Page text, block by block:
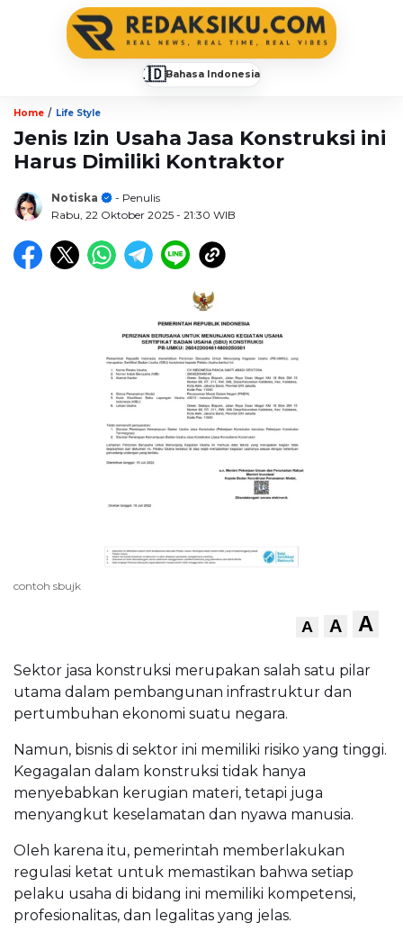
🇮🇩Bahasa Indonesia
Home / Life Style
Jenis Izin Usaha Jasa Konstruksi ini
Harus Dimiliki Kontraktor
Notiska
- Penulis
Rabu, 22 Oktober 2025 - 21:30 WIB
contoh sbujk
A A A
Sektor jasa konstruksi merupakan salah satu pilar
utama dalam pembangunan infrastruktur dan
pertumbuhan ekonomi suatu negara.
Namun, bisnis di sektor ini memiliki risiko yang tinggi.
Kegagalan dalam konstruksi tidak hanya
menyebabkan kerugian materi, tetapi juga
menyangkut keselamatan dan nyawa manusia.
Oleh karena itu, pemerintah memberlakukan
regulasi ketat untuk memastikan bahwa setiap
pelaku usaha di bidang ini memiliki kompetensi,
profesionalitas, dan legalitas yang jelas.